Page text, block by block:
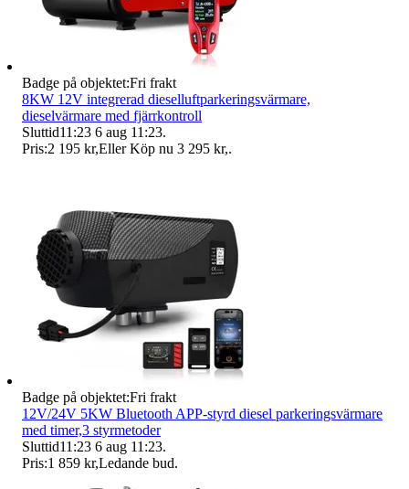
Badge på objektet:Fri frakt
8KW 12V integrerad dieselluftparkeringsvärmare,
dieselvärmare med fjärrkontroll
Sluttid11:23 6 aug 11:23.
Pris:2 195 kr,Eller Köp nu 3 295 kr,.
Badge på objektet:Fri frakt
12V/24V 5KW Bluetooth APP-styrd diesel parkeringsvärmare
med timer,3 styrmetoder
Sluttid11:23 6 aug 11:23.
Pris:1 859 kr,Ledande bud.